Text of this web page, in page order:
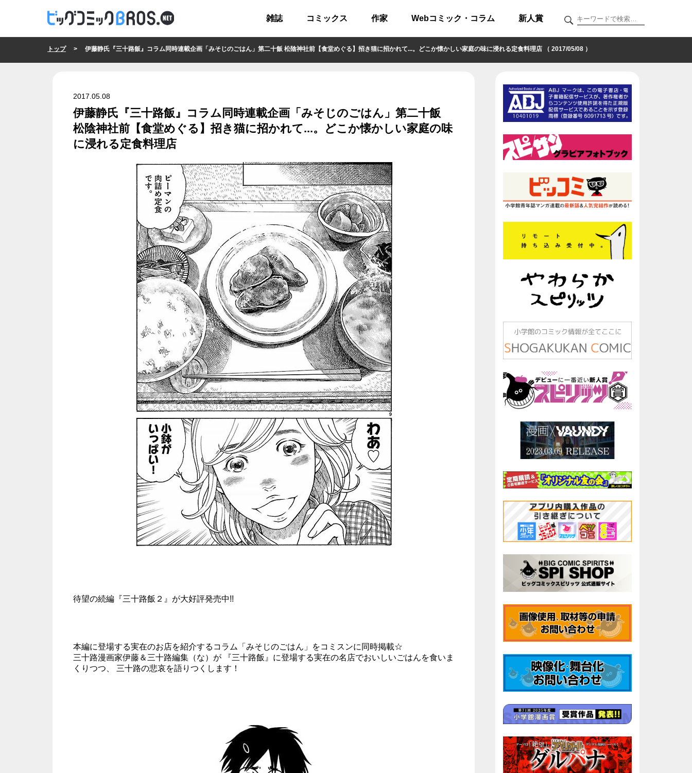
雑誌 コミックス 作家 Webコミック・コラム 新人賞
トップ> 伊藤静氏『三十路飯』コラム同時連載企画「みそじのごはん」第二十飯 松陰神社前【食堂めぐる】招き猫に招かれて...。どこか懐かしい家庭の味に浸れる定食料理店 （ 2017/05/08 ）
2017.05.08
伊藤静氏『三十路飯』コラム同時連載企画「みそじのごはん」第二十飯
松陰神社前【食堂めぐる】招き猫に招かれて...。どこか懐かしい家庭の味
に浸れる定食料理店
待望の続編『三十路飯２』が大好評発売中!!
本編に登場する実在のお店を紹介するコラム「みそじのごはん」をコミスンに同時掲載☆
三十路漫画家伊藤＆三十路編集（な）が 『三十路飯』に登場する実在の名店でおいしいごはんを食いま
くりつつ、 三十路の悲哀を語りつくします！